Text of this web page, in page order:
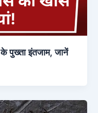
के पुख्ता इंतजाम, जानें